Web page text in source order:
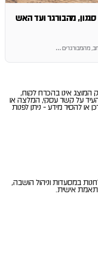
2026 - 5 מקומות לפי סגנון, מהבורגר ועד האש
…
המוצג אינו בהכרח לקוח,
על קשר עסקי, המלצה או
להסיר מידע - ניתן לפנות
במסעדות וניהול הושבה,
אישית.